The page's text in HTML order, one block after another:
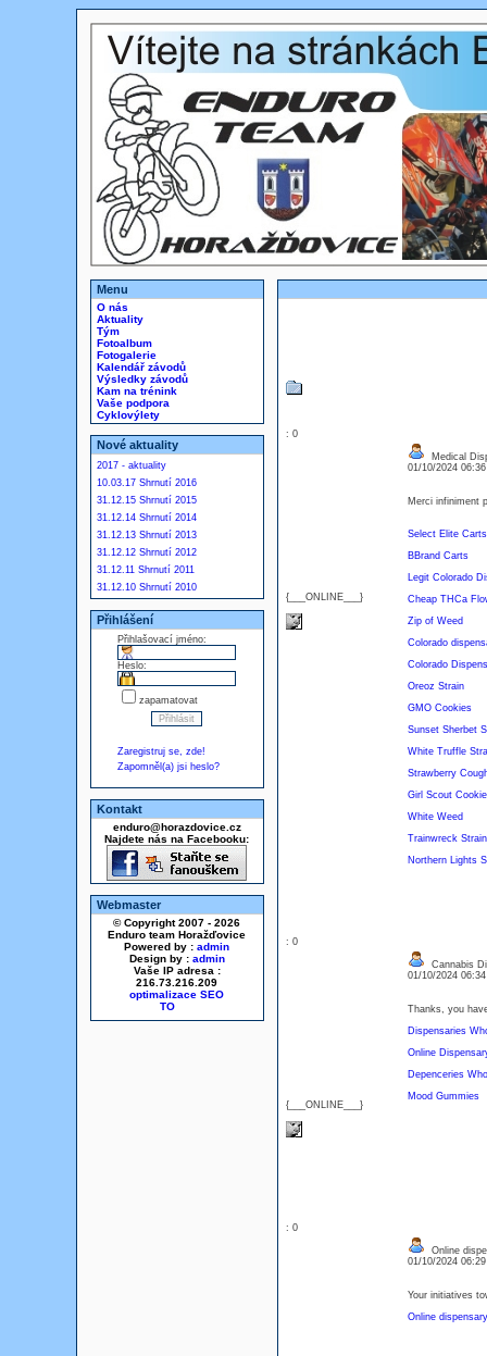
Menu
O nás
Aktuality
Tým
Fotoalbum
Fotogalerie
Kalendář závodů
Výsledky závodů
Kam na trénink
Vaše podpora
Cyklovýlety
Nové aktuality
2017 - aktuality
10.03.17 Shrnutí 2016
31.12.15 Shrnutí 2015
31.12.14 Shrnutí 2014
31.12.13 Shrnutí 2013
31.12.12 Shrnutí 2012
31.12.11 Shrnutí 2011
31.12.10 Shrnutí 2010
Přihlášení
Přihlašovací jméno:
Heslo:
zapamatovat
Zaregistruj se, zde!
Zapomněl(a) jsi heslo?
Kontakt
enduro@horazdovice.cz
Najdete nás na Facebooku:
Webmaster
© Copyright 2007 - 2026
Enduro team Horažďovice
Powered by : admin
Design by : admin
Vaše IP adresa :
216.73.216.209
optimalizace SEO
: 0
{___ONLINE___}
Medical
01/10/2024
Merci infiniment
Select Elite Carts
BBrand Carts
Legit Colorado
Cheap THCa
Zip of Weed
Colorado
Colorado
Oreoz Strain
GMO Cookies
Sunset Sherbet
White Truffle
Strawberry
Girl Scout
White Weed
Trainwreck Strain
Northern Lights
: 0
{___ONLINE___}
Cannabis
01/10/2024
Thanks, you
Dispensaries
Online
Depenceries
Mood Gummies
: 0
Online
01/10/2024
Your initiatives
Online